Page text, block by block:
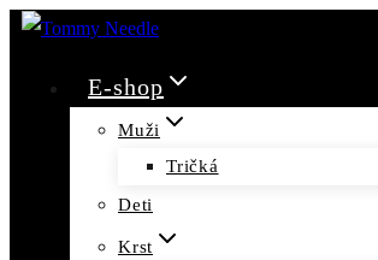
Skip
content
E-shop
Muži
Tričká
Deti
Krst